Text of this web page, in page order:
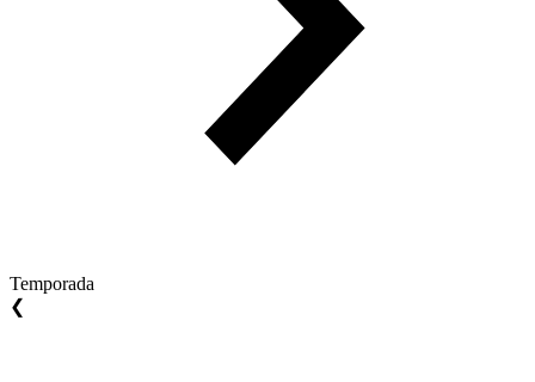
Temporada
❮